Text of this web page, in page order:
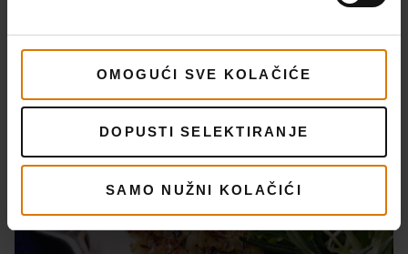
OMOGUĆI SVE KOLAČIĆE
DOPUSTI SELEKTIRANJE
SAMO NUŽNI KOLAČIĆI
korijandra i citrusa